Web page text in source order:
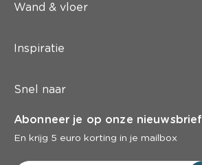
Wand & vloer
Inspiratie
Snel naar
Abonneer je op onze nieuwsbrief
En krijg 5 euro korting in je mailbox